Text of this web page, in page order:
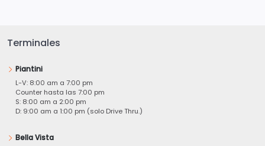
Terminales
Piantini
L-V: 8:00 am a 7:00 pm
Counter hasta las 7:00 pm
S: 8:00 am a 2:00 pm
D: 9:00 am a 1:00 pm (solo Drive Thru.)
Bella Vista